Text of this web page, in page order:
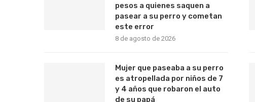
pesos a quienes saquen a
pasear a su perro y cometan
este error
8 de agosto de 2026
Mujer que paseaba a su perro
es atropellada por niños de 7
y 4 años que robaron el auto
de su papá